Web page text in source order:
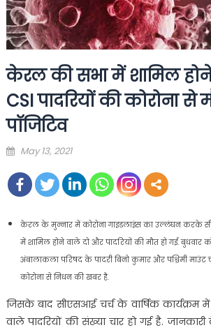
केरल की सभा में शामिल
CSI पादरियों की कोरोना से
पॉजिटिव
Posted
May 13, 2021
केरल के मुन्नार में कोरोना गाइडलाइंस का उल्लंघन करके
में शामिल होने वाले दो और पादरियों की मौत हो गई.
अंबालाकला परिषद के पादरी बिनो कुमार और पश्चिमी माउंट
कोरोना से निधन की खबर है.
जिसके बाद सीएसआई चर्च के वार्षिक
वाले पादरियों की संख्या चार हो गई है.